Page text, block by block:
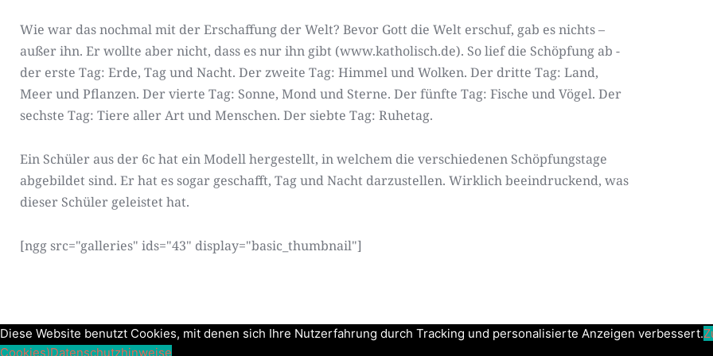
Wie war das nochmal mit der Erschaffung der Welt? Bevor Gott die Welt erschuf, gab es nichts –
außer ihn. Er wollte aber nicht, dass es nur ihn gibt (www.katholisch.de). So lief die Schöpfung ab -
der erste Tag: Erde, Tag und Nacht. Der zweite Tag: Himmel und Wolken. Der dritte Tag: Land,
Meer und Pflanzen. Der vierte Tag: Sonne, Mond und Sterne. Der fünfte Tag: Fische und Vögel. Der
sechste Tag: Tiere aller Art und Menschen. Der siebte Tag: Ruhetag.
Ein Schüler aus der 6c hat ein Modell hergestellt, in welchem die verschiedenen Schöpfungstage
abgebildet sind. Er hat es sogar geschafft, Tag und Nacht darzustellen. Wirklich beeindruckend, was
dieser Schüler geleistet hat.
[ngg src="galleries" ids="43" display="basic_thumbnail"]
Diese Website benutzt Cookies, mit denen sich Ihre Nutzerfahrung durch Tracking und personalisierte Anzeigen verbessert.
Cookies)Datenschutzhinweise